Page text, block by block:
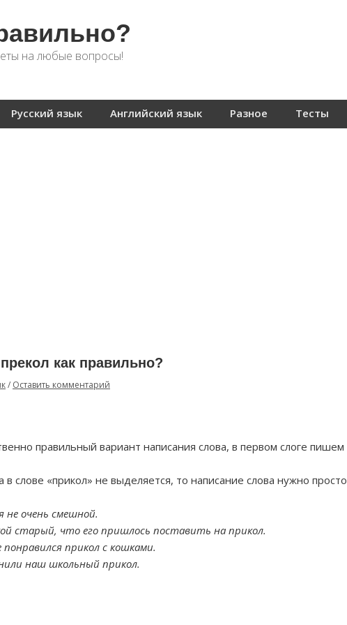
на любые вопросы!
Русский язык Английский язык Разное Тесты
как правильно?
/ Оставить комментарий
правильный вариант написания слова, в первом слоге пишем
в слове «прикол» не выделяется, то написание слова нужно просто
не очень смешной.
старый, что его пришлось поставить на прикол.
понравился прикол с кошками.
наш школьный прикол.